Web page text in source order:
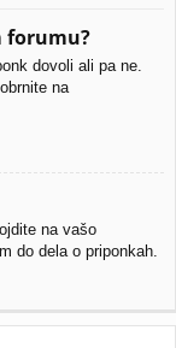
forumu?
dovoli ali pa ne.
na
na vašo
do dela o priponkah.